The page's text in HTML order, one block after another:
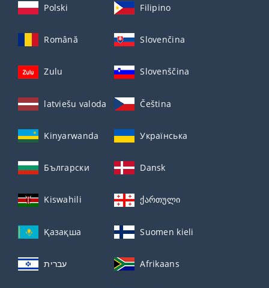
Polski Filipino
Română Slovenčina
Zulu Slovenščina
latviešu valoda Čeština
Kinyarwanda Українська
Български Dansk
Kiswahili ქართული
Қазақша Suomen kieli
עברית Afrikaans